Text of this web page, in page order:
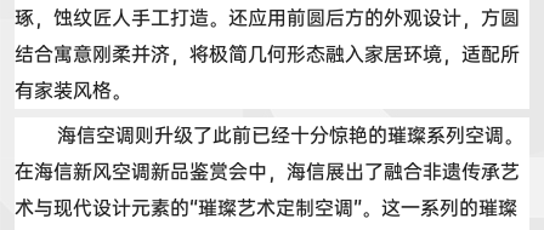
琢，蚀纹匠人手工打造。还应用前圆后方的外观设计，方圆
结合寓意刚柔并济，将极简几何形态融入家居环境，适配所
有家装风格。
海信空调则升级了此前已经十分惊艳的璀璨系列空调。
在海信新风空调新品鉴赏会中，海信展出了融合非遗传承艺
术与现代设计元素的“璀璨艺术定制空调”。这一系列的璀璨